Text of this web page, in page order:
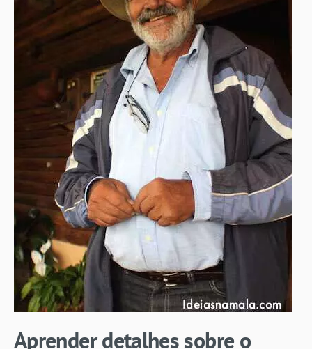
Aprender detalhes sobre o